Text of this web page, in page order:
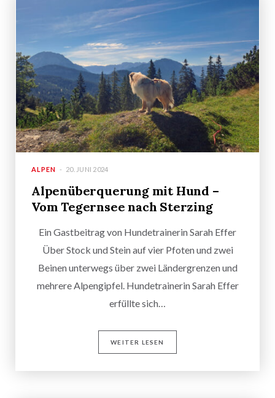
ALPEN 20. JUNI 2024
Alpenüberquerung mit Hund –
Vom Tegernsee nach Sterzing
Ein Gastbeitrag von Hundetrainerin Sarah Effer
Über Stock und Stein auf vier Pfoten und zwei
Beinen unterwegs über zwei Ländergrenzen und
mehrere Alpengipfel. Hundetrainerin Sarah Effer
erfüllte sich…
WEITER LESEN